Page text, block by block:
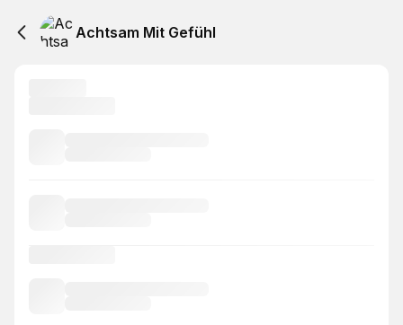
Achtsam Mit Gefühl